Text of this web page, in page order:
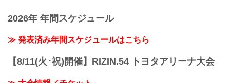
開催日時
終了予定時間
※試合内容、イベント進行によって終了
スで、にゃんこ大戦争 presents RIZIN.45
PPV販売スケジュール一覧
期間 応援
フアン・アーチュレッタ vs. 朝倉海
フィジカル｜スタミナ｜総合力｜プレッ
朝倉海
当て勘 | ボクシング力 | 試合運び | 圧力
2026年 年間スケジュール
≫ 発表済み年間スケジュールはこちら
【8/11(火･祝)開催】RIZIN.54 トヨタアリーナ大会